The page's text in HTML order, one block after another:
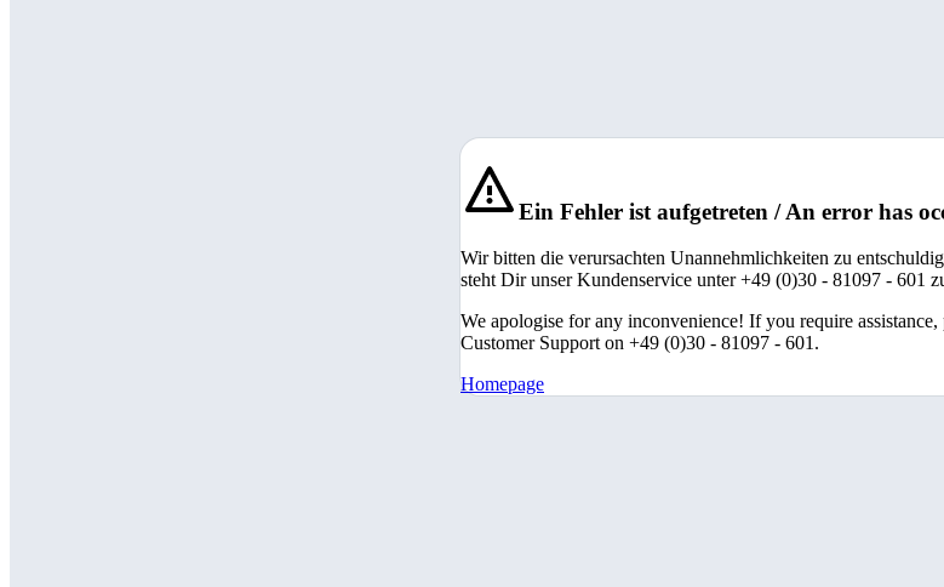
Ein Fehler ist aufgetreten / An error has
Wir bitten die verursachten Unannehmlichkeiten zu
steht Dir unser Kundenservice unter +49 (0)30 - 81097 - 601
We apologise for any inconvenience! If you require
Customer Support on +49 (0)30 - 81097 - 601.
Homepage